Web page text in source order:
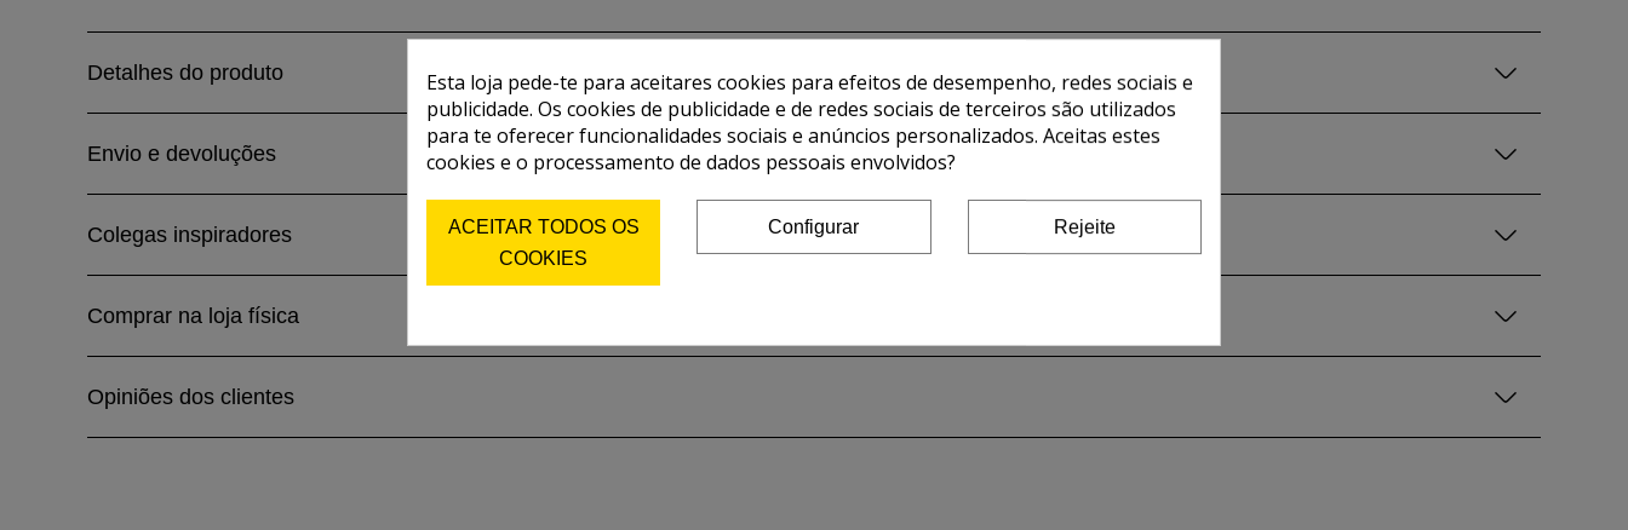
Detalhes do produto
Envio e devoluções
Colegas inspiradores
Comprar na loja física
Opiniões dos clientes
Esta loja pede-te para aceitares cookies para efeitos de desempenho, redes sociais e
publicidade. Os cookies de publicidade e de redes sociais de terceiros são utilizados
para te oferecer funcionalidades sociais e anúncios personalizados. Aceitas estes
cookies e o processamento de dados pessoais envolvidos?
ACEITAR TODOS OS
COOKIES
Configurar Rejeite